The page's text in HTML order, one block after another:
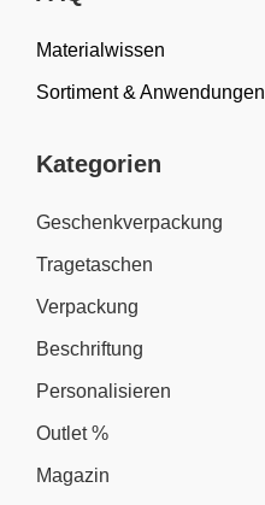
Materialwissen
Sortiment & Anwendungen
Kategorien
Geschenkverpackung
Tragetaschen
Verpackung
Beschriftung
Personalisieren
Outlet %
Magazin